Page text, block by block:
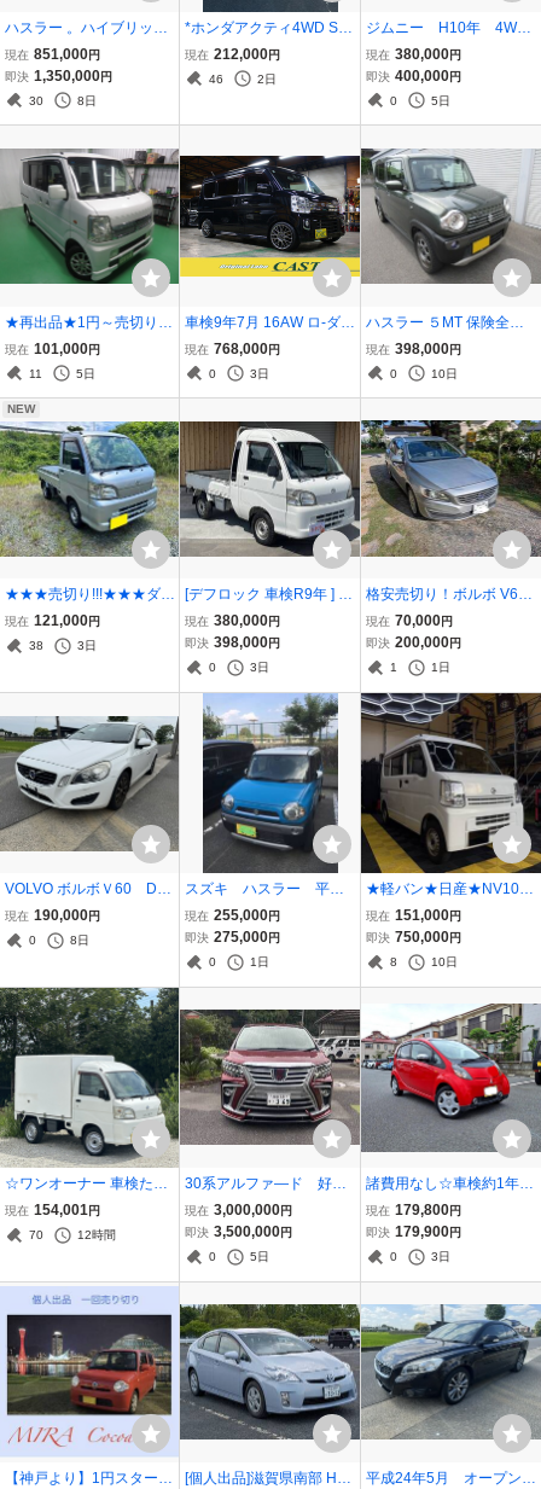
ハスラー 。ハイブリット
X ターボ。年式令和 6年 .
車検 9年3月 実走行 1660
0。横滑り防止装置。デュ
アルカメラブレーキサポ
現在 851,000円
即決 1,350,000円
30
8日
*ホンダアクティ4WD SD
X*平成18*走行6万*4WD*
エアコン*パワーステ * エ
アバッグ*車検令和9年4月
現在 212,000円
46
2日
ジムニー H10年 4WD
高低二段切替式 ５速マ
ニュアル ターボ エア
コンパワステ 車検10年
７月まで 内外装きれ
現在 380,000円
即決 400,000円
0
5日
★再出品★1円～売切り★
即決25万★エブリィワゴ
ンPZターボ★パワスラ ET
C★予備検査取得済み 車
検2年付き即乗り可能です
★修復歴なし★
現在 101,000円
11
5日
車検9年7月 16AW ロ-ダウ
ン 両パワスラ オ-トSTEP
HIDライト LEDフォグ ナ
ビTV Bカメラ 最上級Gス
人気のブラック
現在 768,000円
0
3日
ハスラー ５MT 保険全塗
装 Ｊスタイル仕様 車検令
和１０年８月
現在 398,000円
0
10日
NEW
★★★売切り!!!★★★ダイ
ハツハイゼットトラック
★4WD★5速マニュアル
★車検付き★即乗り★機
現在 121,000円
38
3日
[デフロック 車検R9年 ] ジ
ャンボ S211P 5MT 4WD
KF 集中ロック エアコン
パワーウィンドウ ワイヤ
レスキー パワステ 取説 記
録簿 現状車
現在 380,000円
即決 398,000円
0
3日
格安売切り！ボルボ V60
1.6ターボ H26年式 約9.2
万km 黒革 ETC 安全装備
多数 車検切れ 現状渡し
現在 70,000円
即決 200,000円
1
1日
VOLVO ボルボＶ60 Driv
e-e 104232km 革シート
ETC HDDナビ TV 運転席
パワーシート シートヒ
イヤ
現在 190,000円
0
8日
スズキ ハスラー 平成2
9年 車検たっぷり
現在 255,000円
即決 275,000円
0
1日
★軽バン★日産★NV100
★クリッパー★5万km台
★H31年式★クリアラン
スソナー衝突防止付き！
★軽配送★ハイゼット★
現在 151,000円
即決 750,000円
8
10日
☆ワンオーナー 車検たっ
ぷり 低走行37,700㎞ ダイ
ハツ ハイゼット FRP保冷
車 4WD☆修復歴なし 点検
ャンプ DIY
現在 154,001円
70
12時間
30系アルファ―ド 好み
が合う方に引き継いで頂
きたいです。個人出品
現在 3,000,000円
即決 3,500,000円
0
5日
諸費用なし☆車検約1年付
き☆三菱アイ M ターボ☆
4速AT☆スマートキー、プ
ロジェクターライト、フ
ォグランプ☆10万km、乗
現在 179,800円
即決 179,900円
0
3日
【神戸より】1円スタート
[個人出品]滋賀県南部 H21
平成24年5月 オープン V